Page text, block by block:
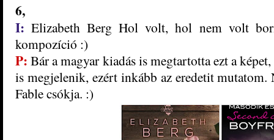
6,
I:Elizabeth Berg Hol ​volt, hol nem volt
kompozíció :)
P:Bár a magyar kiadás is megtartotta ezt a képe
is megjelenik, ezért inkább az eredetit mutatom.
Fable csókja. :)